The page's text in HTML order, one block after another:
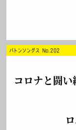
バトンソングス No.202
コロナと闘